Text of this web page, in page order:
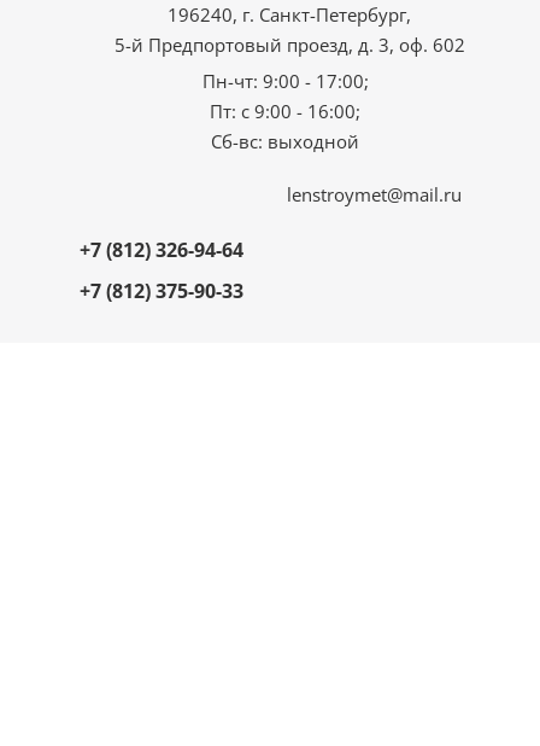
196240, г. Санкт-Петербург,
5-й Предпортовый проезд, д. 3, оф. 602
Пн-чт: 9:00 - 17:00;
Пт: с 9:00 - 16:00;
Сб-вс: выходной
+7 (812) 326-94-64
+7 (812) 375-90-33
lenstroymet@mail.ru